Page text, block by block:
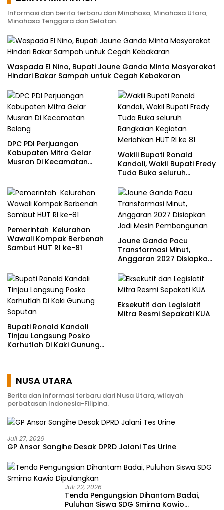
Informasi dan berita terbaru dari Minahasa, Minahasa Utara,
Minahasa Tenggara dan Selatan.
Waspada El Nino, Bupati Joune Ganda Minta Masyarakat
Hindari Bakar Sampah untuk Cegah Kebakaran
DPC PDI Perjuangan
Kabupaten Mitra Gelar
Musran Di Kecamatan
Wakili Bupati Ronald
Kandoli, Wakil Bupati Fredy
Tuda Buka seluruh
Meriahkan HUT RI ke 81
Pemerintah Kelurahan
Wawali Kompak Berbenah
Sambut HUT RI ke-81
Joune Ganda Pacu
Transformasi Minut,
Anggaran 2027 Disiapkan
Bupati Ronald Kandoli
Tinjau Langsung Posko
Karhutlah Di Kaki Gunung
Eksekutif dan Legislatif
Mitra Resmi Sepakati KUA
NUSA UTARA
Berita dan informasi terbaru dari Nusa Utara, wilayah
perbatasan Indonesia-Filipina.
Juli 27, 2026
GP Ansor Sangihe Desak DPRD Jalani Tes Urine
Juli 22, 2026
Tenda Pengungsian Dihantam Badai,
Puluhan Siswa SDG Smirna Kawio